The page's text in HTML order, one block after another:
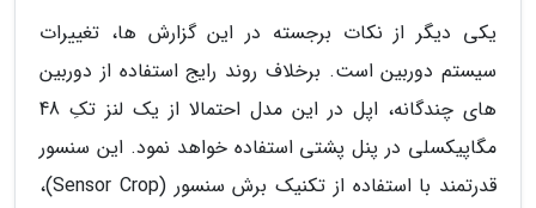
یکی دیگر از نکات برجسته در این گزارش ها، تغییرات
سیستم دوربین است. برخلاف روند رایج استفاده از دوربین
های چندگانه، اپل در این مدل احتمالا از یک لنز تکِ 48
مگاپیکسلی در پنل پشتی استفاده خواهد نمود. این سنسور
قدرتمند با استفاده از تکنیک برش سنسور (Sensor Crop)،